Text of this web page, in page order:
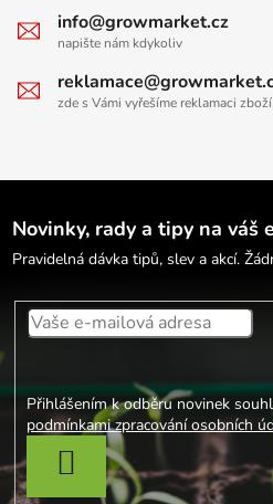
info@growmarket.cz
napište nám kdykoliv
zde s Vámi vyřešíme reklamaci
Novinky, rady a tipy na váš
Pravidelná dávka tipů, slev a akcí.
Přihlášením k odběru novinek
podmínkami zpracování osobních